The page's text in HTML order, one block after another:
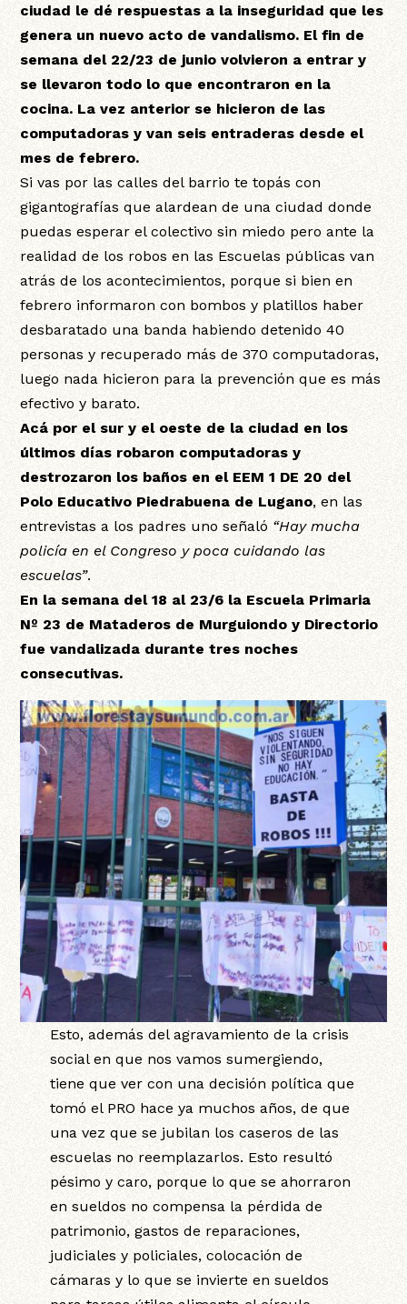
ciudad le dé respuestas a la inseguridad que les
genera un nuevo acto de vandalismo. El fin de
semana del 22/23 de junio volvieron a entrar y
se llevaron todo lo que encontraron en la
cocina. La vez anterior se hicieron de las
computadoras y van seis entraderas desde el
mes de febrero.
Si vas por las calles del barrio te topás con
gigantografías que alardean de una ciudad donde
puedas esperar el colectivo sin miedo pero ante la
realidad de los robos en las Escuelas públicas van
atrás de los acontecimientos, porque si bien en
febrero informaron con bombos y platillos haber
desbaratado una banda habiendo detenido 40
personas y recuperado más de 370 computadoras,
luego nada hicieron para la prevención que es más
efectivo y barato.
Acá por el sur y el oeste de la ciudad en los
últimos días robaron computadoras y
destrozaron los baños en el EEM 1 DE 20 del
Polo Educativo Piedrabuena de Lugano, en las
entrevistas a los padres uno señaló “Hay mucha
policía en el Congreso y poca cuidando las
escuelas”.
En la semana del 18 al 23/6 la Escuela Primaria
Nº 23 de Mataderos de Murguiondo y Directorio
fue vandalizada durante tres noches
consecutivas.
Esto, además del agravamiento de la crisis
social en que nos vamos sumergiendo,
tiene que ver con una decisión política que
tomó el PRO hace ya muchos años, de que
una vez que se jubilan los caseros de las
escuelas no reemplazarlos. Esto resultó
pésimo y caro, porque lo que se ahorraron
en sueldos no compensa la pérdida de
patrimonio, gastos de reparaciones,
judiciales y policiales, colocación de
cámaras y lo que se invierte en sueldos